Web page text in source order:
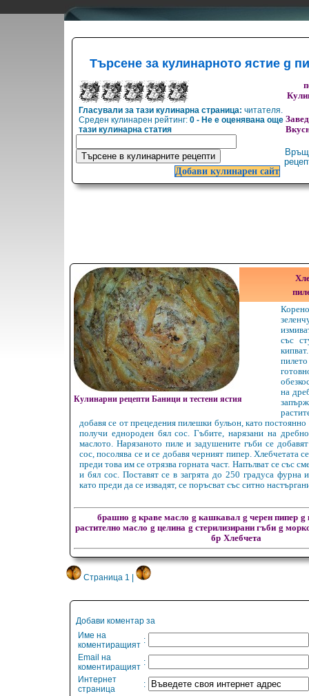
Търсене за кулинарното ястие g
Гласували за тази кулинарна страница: читателя.
Среден кулинарен рейтинг: 0 - Не е оценявана още
тази кулинарна статия
Добави кулинарен сайт
Кулинарни рецепти Баници и тестени ястия
със
на
добавя се от прецедения пилешки бульон, като постоянно
получи еднороден бял сос. Гъбите, нарязани на
маслото. Нарязаното пиле и задушените гъби се
сос, посолява се и се добавя черният пипер. Хлебчетата
преди това им се отрязва горната част. Напълват се със
и бял сос. Поставят се в загрята до 250 градуса фурна
като преди да се извадят, се поръсват със ситно
брашно g краве масло g кашкавал g черен пипер g
растително масло g целина g стерилизирани гъби g
бр Хлебчета
Страница 1 |
Добави коментар за
Име на
коментиращият :
Email на
коментиращият :
Интернет
страница
: